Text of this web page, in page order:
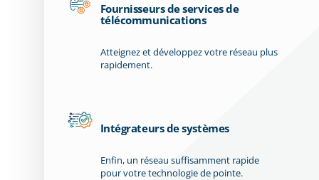
Fournisseurs de services de
télécommunications
Atteignez et développez votre réseau plus
rapidement.
Intégrateurs de systèmes
Enfin, un réseau suffisamment rapide
pour votre technologie de pointe.